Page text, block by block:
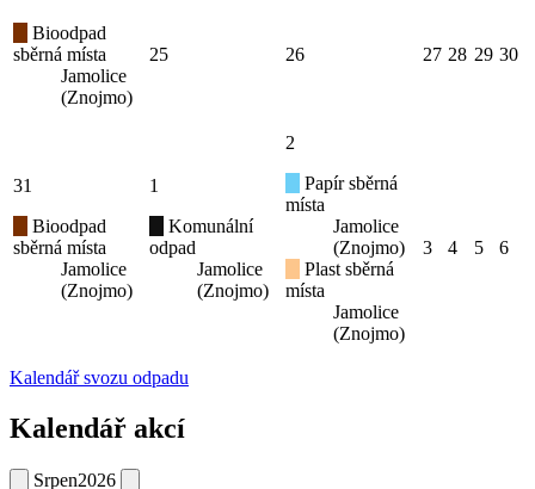
Bioodpad
sběrná místa
Jamolice
(Znojmo)
25 26 27 28 29 30
31
Bioodpad
sběrná místa
Jamolice
(Znojmo)
1
Komunální
odpad
Jamolice
(Znojmo)
2
Papír sběrná
místa
Jamolice
(Znojmo)
Plast sběrná
místa
Jamolice
(Znojmo)
3 4 5 6
Kalendář svozu odpadu
Kalendář akcí
Srpen2026